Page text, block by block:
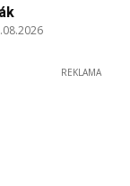
REKLAMA